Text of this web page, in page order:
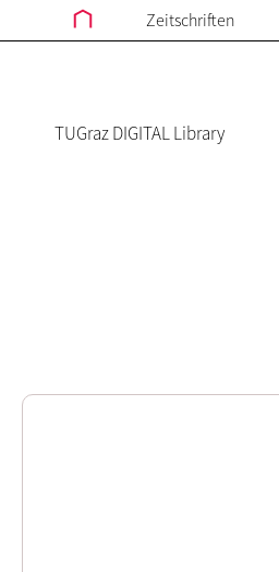
Zeitschriften
TUGraz DIGITAL Library